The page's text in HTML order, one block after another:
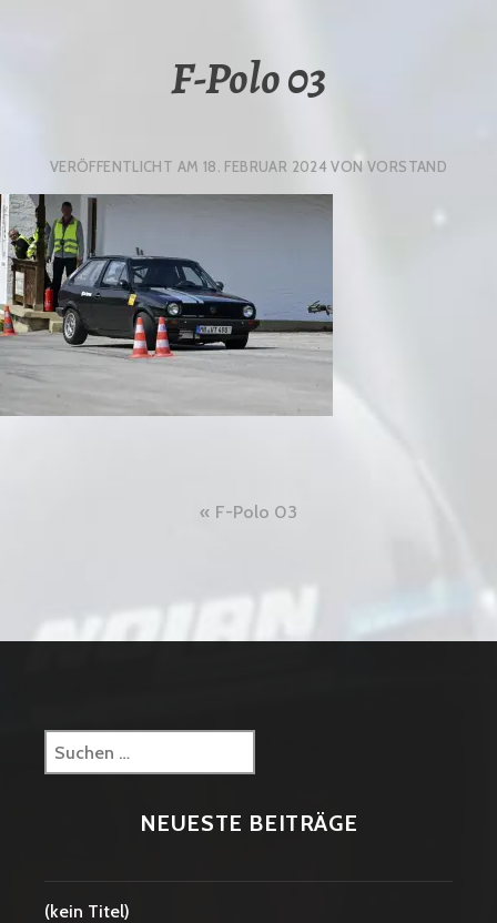
F-Polo 03
VERÖFFENTLICHT AM 18. FEBRUAR 2024 VONVORSTAND
Beitragsnavigation
F-Polo 03
Suchen
nach:
NEUESTE BEITRÄGE
(kein Titel)